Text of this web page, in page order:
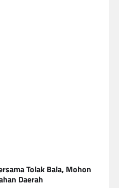
Tolak Bala, Mohon
Daerah